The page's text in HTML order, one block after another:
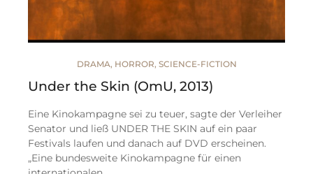
DRAMA, HORROR, SCIENCE-FICTION
Under the Skin (OmU, 2013)
Eine Kinokampagne sei zu teuer, sagte der Verleiher
Senator und ließ UNDER THE SKIN auf ein paar
Festivals laufen und danach auf DVD erscheinen.
„Eine bundesweite Kinokampagne für einen